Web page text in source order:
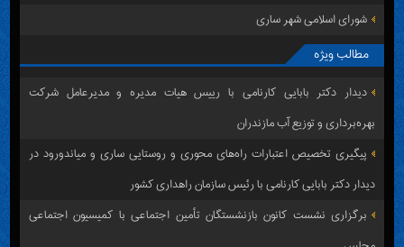
شورای اسلامی شهر ساری
مطالب ویژه
دیدار دکتر بابایی کارنامی با رییس هیات مدیره و مدیرعامل شرکت
بهره‌برداری و توزیع آب مازندران
پیگیری تخصیص اعتبارات راه‌های محوری و روستایی ساری و میاندورود در
دیدار دکتر بابایی کارنامی با رئیس سازمان راهداری کشور
برگزاری نشست کانون بازنشستگان تأمین اجتماعی با کمیسیون اجتماعی